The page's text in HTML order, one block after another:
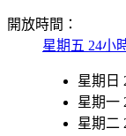
開放時間：
星期五 24小
星期日
星期一
星期二